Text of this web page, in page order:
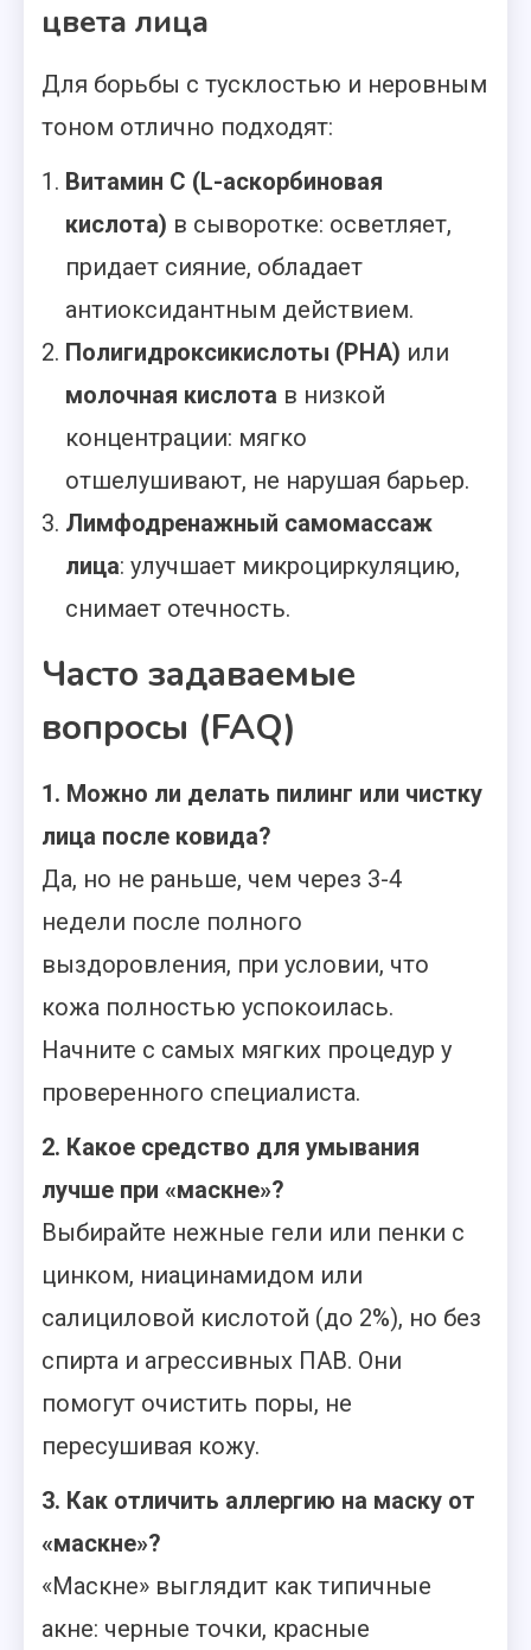
цвета лица
Для борьбы с тусклостью и неровным
тоном отлично подходят:
Витамин С (L-аскорбиновая
кислота) в сыворотке: осветляет,
придает сияние, обладает
антиоксидантным действием.
Полигидроксикислоты (PHA) или
молочная кислота в низкой
концентрации: мягко
отшелушивают, не нарушая барьер.
Лимфодренажный самомассаж
лица: улучшает микроциркуляцию,
снимает отечность.
Часто задаваемые
вопросы (FAQ)
1. Можно ли делать пилинг или чистку
лица после ковида?
Да, но не раньше, чем через 3-4
недели после полного
выздоровления, при условии, что
кожа полностью успокоилась.
Начните с самых мягких процедур у
проверенного специалиста.
2. Какое средство для умывания
лучше при «маскне»?
Выбирайте нежные гели или пенки с
цинком, ниацинамидом или
салициловой кислотой (до 2%), но без
спирта и агрессивных ПАВ. Они
помогут очистить поры, не
пересушивая кожу.
3. Как отличить аллергию на маску от
«маскне»?
«Маскне» выглядит как типичные
акне: черные точки, красные